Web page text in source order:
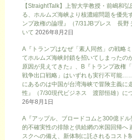
【StraightTalk】上智大学教授・前嶋和弘
る、ホルムズ海峡より核濃縮問題を優先
ンプ政権の論理』（7/31JBプレス 長野
いて 2026年8月2日
A『トランプはなぜ「素人同然」の戦略
てホルムズ海峡封鎖を招いてしまったの
原因が見えてきた』、B『トランプ政権
戦争出口戦略」はいずれも実行不可能
にあるのは中国が台湾海峡で冒険主義に
性』（7/30現代ビジネス 渡部恒雄）に
26年8月1日
A『アップル、ブロードコムと300億ド
的不確実性の排除と供給網の米国回帰へ
スクへの備え、新体制に託されるコスト